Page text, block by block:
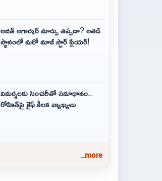
అజిత్‌ అగార్కర్‌ మార్పు తప్పదా? అతడి
స్థానంలో మరో మాజీ స్టార్‌ ప్లేయర్‌!
విమర్శలకు సెంచరీతో సమాధానం..
రోహిత్‌పై కైఫ్ కీలక వ్యాఖ్యలు
..more